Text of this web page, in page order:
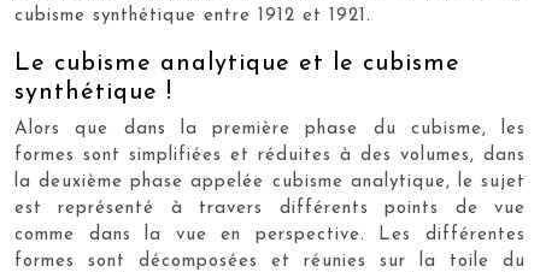
cubisme synthétique entre 1912 et 1921.
Le cubisme analytique et le cubisme
synthétique !
Alors que dans la première phase du cubisme, les
formes sont simplifiées et réduites à des volumes, dans
la deuxième phase appelée cubisme analytique, le sujet
est représenté à travers différents points de vue
comme dans la vue en perspective. Les différentes
formes sont décomposées et réunies sur la toile du